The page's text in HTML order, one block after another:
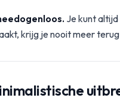
Je kunt
krijg je nooit meer